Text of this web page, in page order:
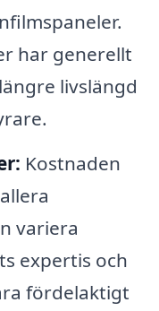
har generellt
livslängd
Kostnaden
variera
expertis och
fördelaktigt